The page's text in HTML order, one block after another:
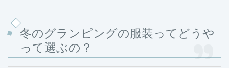
冬のグランピングの服装ってどうや
って選ぶの？